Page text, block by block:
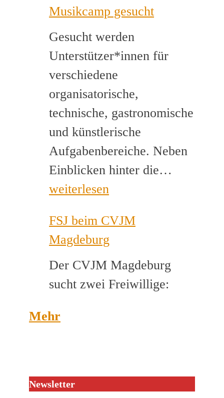
Musikcamp gesucht
Gesucht werden
Unterstützer*innen für
verschiedene
organisatorische,
technische, gastronomische
und künstlerische
Aufgabenbereiche. Neben
Einblicken hinter die…
weiterlesen
FSJ beim CVJM
Magdeburg
Der CVJM Magdeburg
sucht zwei Freiwillige:
Mehr
Newsletter